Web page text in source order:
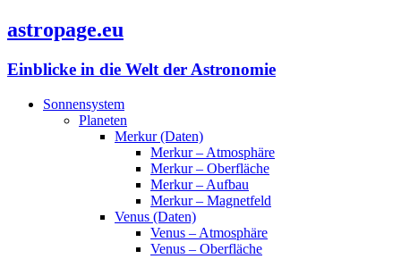
astropage.eu
Einblicke in die Welt der Astronomie
Sonnensystem
Planeten
Merkur (Daten)
Merkur – Atmosphäre
Merkur – Oberfläche
Merkur – Aufbau
Merkur – Magnetfeld
Venus (Daten)
Venus – Atmosphäre
Venus – Oberfläche